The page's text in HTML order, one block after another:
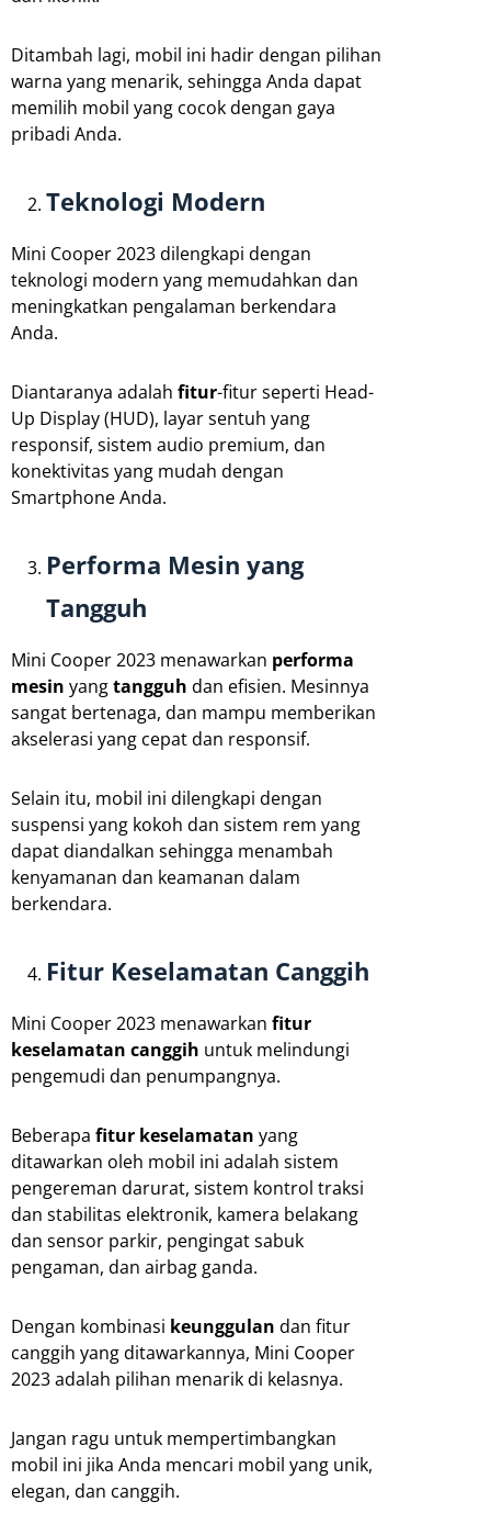
Ditambah lagi, mobil ini hadir dengan pilihan
warna yang menarik, sehingga Anda dapat
memilih mobil yang cocok dengan gaya
pribadi Anda.
Teknologi Modern
Mini Cooper 2023 dilengkapi dengan
teknologi modern yang memudahkan dan
meningkatkan pengalaman berkendara
Anda.
Diantaranya adalah fitur-fitur seperti Head-
Up Display (HUD), layar sentuh yang
responsif, sistem audio premium, dan
konektivitas yang mudah dengan
Smartphone Anda.
Performa Mesin yang
Tangguh
Mini Cooper 2023 menawarkan performa
mesin yangtangguh dan efisien. Mesinnya
sangat bertenaga, dan mampu memberikan
akselerasi yang cepat dan responsif.
Selain itu, mobil ini dilengkapi dengan
suspensi yang kokoh dan sistem rem yang
dapat diandalkan sehingga menambah
kenyamanan dan keamanan dalam
berkendara.
Fitur Keselamatan Canggih
Mini Cooper 2023 menawarkan fitur
keselamatan canggih untuk melindungi
pengemudi dan penumpangnya.
Beberapa fitur keselamatan yang
ditawarkan oleh mobil ini adalah sistem
pengereman darurat, sistem kontrol traksi
dan stabilitas elektronik, kamera belakang
dan sensor parkir, pengingat sabuk
pengaman, dan airbag ganda.
Dengan kombinasi keunggulan dan fitur
canggih yang ditawarkannya, Mini Cooper
2023 adalah pilihan menarik di kelasnya.
Jangan ragu untuk mempertimbangkan
mobil ini jika Anda mencari mobil yang unik,
elegan, dan canggih.